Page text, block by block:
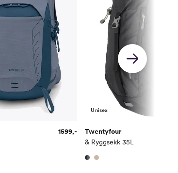
1599,-
Unisex
Twentyfour
& Ryggsekk 35L